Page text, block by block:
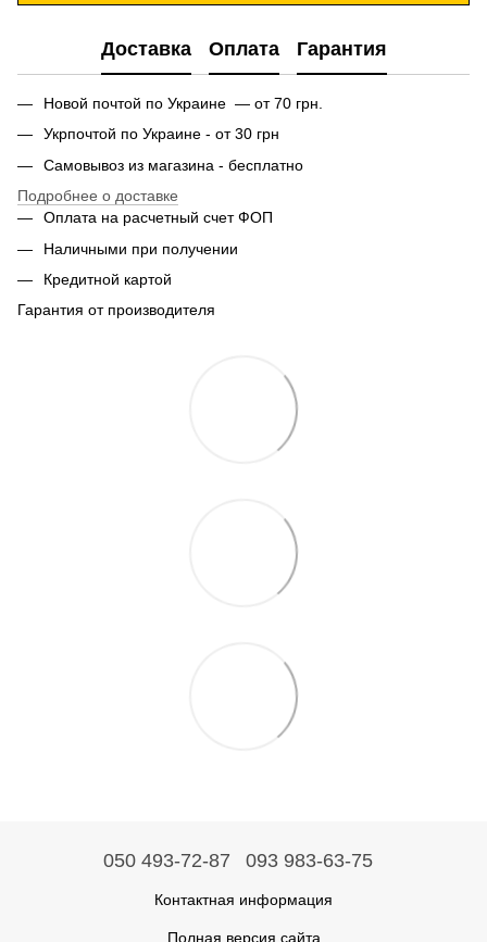
Доставка Оплата Гарантия
Новой почтой по Украине — от 70 грн.
Укрпочтой по Украине - от 30 грн
Самовывоз из магазина - бесплатно
Подробнее о доставке
Оплата на расчетный счет ФОП
Наличными при получении
Кредитной картой
Гарантия от производителя
050 493-72-87 093 983-63-75
Контактная информация
Полная версия сайта